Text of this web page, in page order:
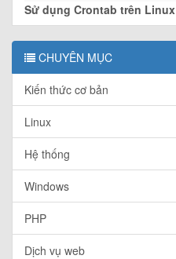
Sử dụng Crontab trên Linux
CHUYÊN MỤC
Kiến thức cơ bản
Linux
Hệ thống
Windows
PHP
Dịch vụ web